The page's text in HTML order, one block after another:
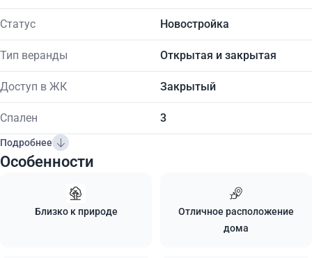
Статус Новостройка
Тип веранды Открытая и закрытая
Доступ в ЖК Закрытый
Спален 3
Подробнее
Особенности
Близко к природе
Отличное расположение
дома